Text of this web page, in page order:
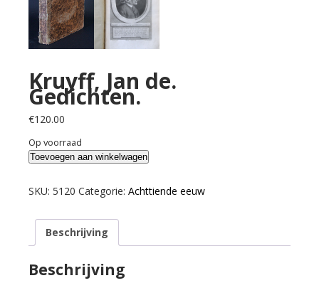
Kruyff, Jan de.
Gedichten.
€120.00
Op voorraad
Kruyff,
de.
aantal
Toevoegen aan winkelwagen
SKU: 5120 Categorie: Achttiende eeuw
Beschrijving
Beschrijving